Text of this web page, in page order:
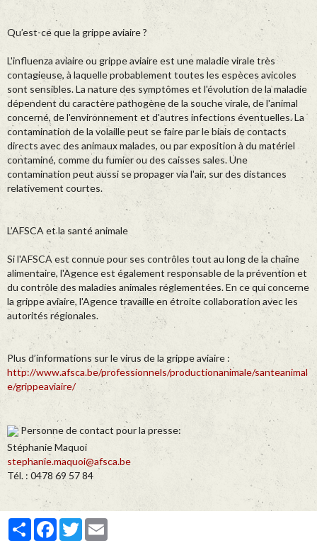
Qu’est-ce que la grippe aviaire ?
L'influenza aviaire ou grippe aviaire est une maladie virale très
contagieuse, à laquelle probablement toutes les espèces avicoles
sont sensibles. La nature des symptômes et l'évolution de la maladie
dépendent du caractère pathogène de la souche virale, de l'animal
concerné, de l'environnement et d'autres infections éventuelles. La
contamination de la volaille peut se faire par le biais de contacts
directs avec des animaux malades, ou par exposition à du matériel
contaminé, comme du fumier ou des caisses sales. Une
contamination peut aussi se propager via l'air, sur des distances
relativement courtes.
L’AFSCA et la santé animale
Si l'AFSCA est connue pour ses contrôles tout au long de la chaîne
alimentaire, l'Agence est également responsable de la prévention et
du contrôle des maladies animales réglementées. En ce qui concerne
la grippe aviaire, l'Agence travaille en étroite collaboration avec les
autorités régionales.
Plus d’informations sur le virus de la grippe aviaire :
http://www.afsca.be/professionnels/productionanimale/santeanimal
e/grippeaviaire/
Personne de contact pour la presse:
Stéphanie Maquoi
stephanie.maquoi@afsca.be
Tél. : 0478 69 57 84
PartagerFacebook
Twitter